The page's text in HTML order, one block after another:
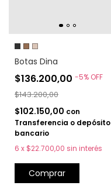
Botas Dina
$136.200,00 -5% OFF
$143.200,00
$102.150,00 con
Transferencia o depósito
bancario
6 x $22.700,00 sin interés
Comprar